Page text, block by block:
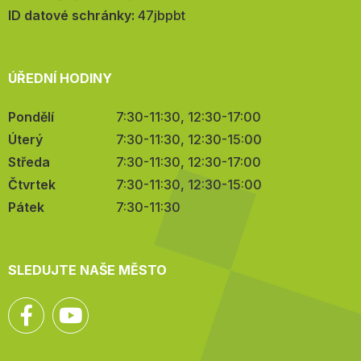
mail:
ID datové schránky: 47jbpbt
ÚŘEDNÍ HODINY
Pondělí
7:30-11:30, 12:30-17:00
Úterý
7:30-11:30, 12:30-15:00
Středa
7:30-11:30, 12:30-17:00
Čtvrtek
7:30-11:30, 12:30-15:00
Pátek
7:30-11:30
SLEDUJTE NAŠE MĚSTO
Facebook